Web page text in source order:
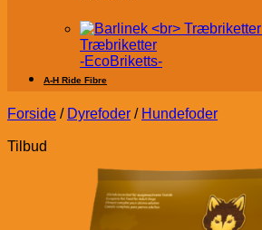
Træbriketter
-EcoBriketts-
A-H Ride Fibre
Forside / Dyrefoder / Hundefoder
Tilbud